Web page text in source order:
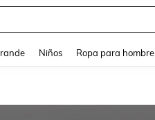
Niños Ropa para hombre